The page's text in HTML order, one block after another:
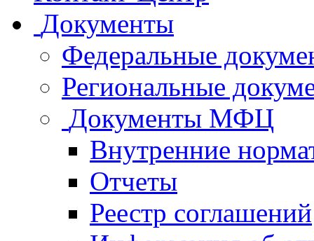
Документы
Федеральные
Региональные
Документы МФЦ
Внутренние
Отчеты
Реестр соглашений